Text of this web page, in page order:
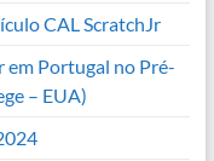
CAL ScratchJr
em Portugal no Pré-
– EUA)